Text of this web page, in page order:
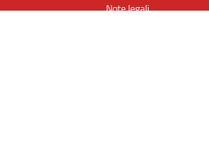
Note legali